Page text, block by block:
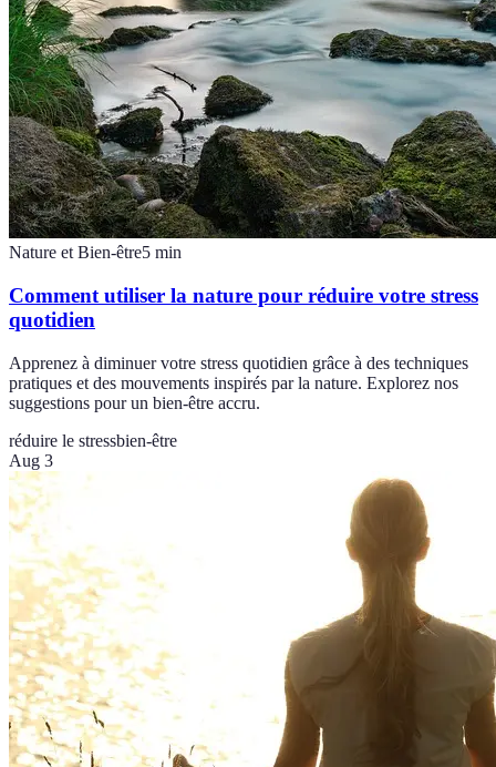
Nature et Bien-être5 min
Comment utiliser la nature pour réduire votre stress
quotidien
Apprenez à diminuer votre stress quotidien grâce à des techniques
pratiques et des mouvements inspirés par la nature. Explorez nos
suggestions pour un bien-être accru.
réduire le stressbien-être
Aug 3